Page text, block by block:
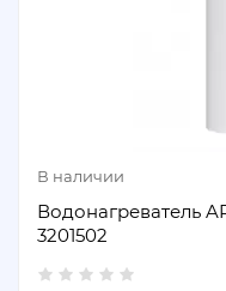
В наличии
Водонагреватель
3201502